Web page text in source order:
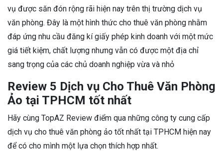
vụ được săn đón rộng rãi hiện nay trên thị trường dịch vụ
văn phòng. Đây là một hình thức cho thuê văn phòng nhằm
đáp ứng nhu cầu đăng kí giấy phép kinh doanh với một mức
giá tiết kiệm, chất lượng nhưng vẫn có được một địa chỉ
sang trọng của các chủ doanh nghiệp vừa và nhỏ
Review 5 Dịch vụ Cho Thuê Văn Phòng
Ảo tại TPHCM tốt nhất
Hãy cùng TopAZ Review điểm qua những công ty cung cấp
dịch vụ cho thuê văn phòng ảo tốt nhất tại TPHCM hiện nay
để có cho mình một lựa chọn thích hợp nhất.